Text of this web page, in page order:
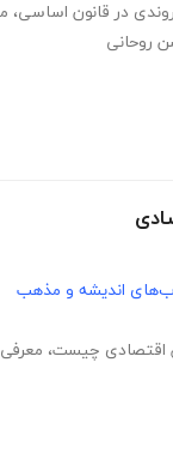
در قانون اساسی،
روحانی
اندیشه و مذهب
اقتصادی چیست،